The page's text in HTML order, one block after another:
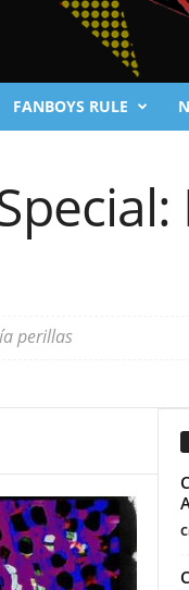
FANBOYS RULE
perillas